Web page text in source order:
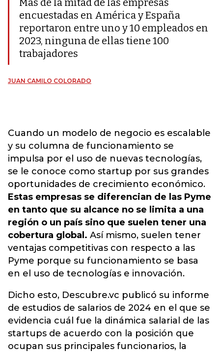
Más de la mitad de las empresas
encuestadas en América y España
reportaron entre uno y 10 empleados en
2023, ninguna de ellas tiene 100
trabajadores
JUAN CAMILO COLORADO
Cuando un modelo de negocio es escalable
y su columna de funcionamiento se
impulsa por el uso de nuevas tecnologías,
se le conoce como startup por sus grandes
oportunidades de crecimiento económico.
Estas empresas se diferencian de las Pyme
en tanto que su alcance no se limita a una
región o un país sino que suelen tener una
cobertura global. Así mismo, suelen tener
ventajas competitivas con respecto a las
Pyme porque su funcionamiento se basa
en el uso de tecnologías e innovación.
Dicho esto, Descubre.vc publicó su informe
de estudios de salarios de 2024 en el que se
evidencia cuál fue la dinámica salarial de las
startups de acuerdo con la posición que
ocupan sus principales funcionarios, la